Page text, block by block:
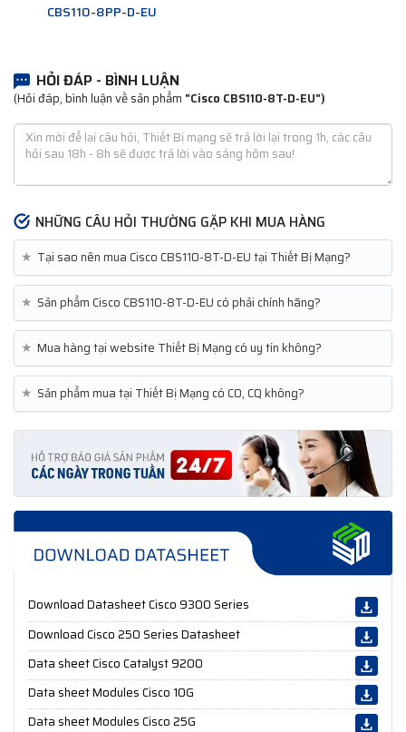
CBS110-8PP-D-EU
HỎI ĐÁP - BÌNH LUẬN
(Hỏi đáp, bình luận về sản phẩm "Cisco CBS110-8T-D-EU")
NHỮNG CÂU HỎI THƯỜNG GẶP KHI MUA HÀNG
★ Tại sao nên mua Cisco CBS110-8T-D-EU tại Thiết Bị Mạng?
★ Sản phẩm Cisco CBS110-8T-D-EU có phải chính hãng?
★ Mua hàng tại website Thiết Bị Mạng có uy tín không?
★ Sản phẩm mua tại Thiết Bị Mạng có CO, CQ không?
Download Datasheet Cisco 9300 Series
Download Cisco 250 Series Datasheet
Data sheet Cisco Catalyst 9200
Data sheet Modules Cisco 10G
Data sheet Modules Cisco 25G